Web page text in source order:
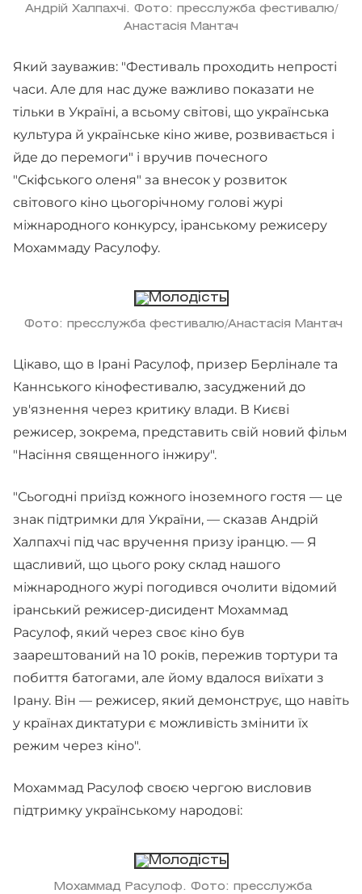
Андрій Халпахчі. Фото: пресслужба фестивалю/
Анастасія Мантач
Який зауважив: "Фестиваль проходить непрості
часи. Але для нас дуже важливо показати не
тільки в Україні, а всьому світові, що українська
культура й українське кіно живе, розвивається і
йде до перемоги" і вручив почесного
"Скіфського оленя" за внесок у розвиток
світового кіно цьогорічному голові журі
міжнародного конкурсу, іранському режисеру
Мохаммаду Расулофу.
Фото: пресслужба фестивалю/Анастасія Мантач
Цікаво, що в Ірані Расулоф, призер Берлінале та
Каннського кінофестивалю, засуджений до
ув'язнення через критику влади. В Києві
режисер, зокрема, представить свій новий фільм
"Насіння священного інжиру".
"Сьогодні приїзд кожного іноземного гостя — це
знак підтримки для України, — сказав Андрій
Халпахчі під час вручення призу іранцю. — Я
щасливий, що цього року склад нашого
міжнародного журі погодився очолити відомий
іранський режисер-дисидент Мохаммад
Расулоф, який через своє кіно був
заарештований на 10 років, пережив тортури та
побиття батогами, але йому вдалося виїхати з
Ірану. Він — режисер, який демонструє, що навіть
у країнах диктатури є можливість змінити їх
режим через кіно".
Мохаммад Расулоф своєю чергою висловив
підтримку українському народові:
Мохаммад Расулоф. Фото: пресслужба